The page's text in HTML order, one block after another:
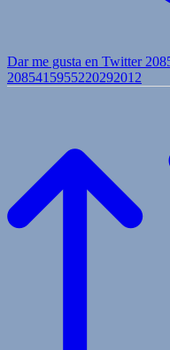
Dar me gusta en Twitter
2085415955220292012